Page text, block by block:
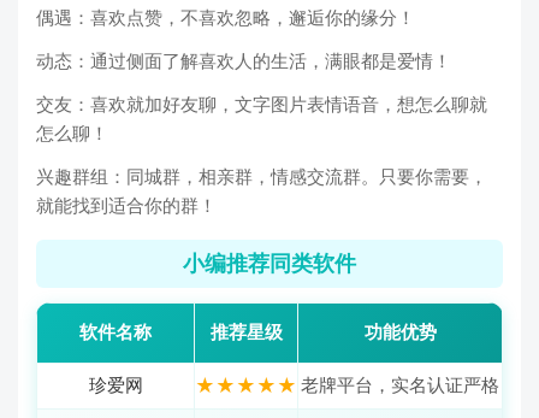
偶遇：喜欢点赞，不喜欢忽略，邂逅你的缘分！
动态：通过侧面了解喜欢人的生活，满眼都是爱情！
交友：喜欢就加好友聊，文字图片表情语音，想怎么聊就
怎么聊！
兴趣群组：同城群，相亲群，情感交流群。只要你需要，
就能找到适合你的群！
小编推荐同类软件
软件名称 推荐星级 功能优势
珍爱网 ★★★★★ 老牌平台，实名认证严格